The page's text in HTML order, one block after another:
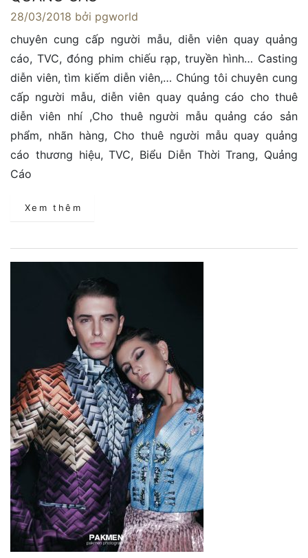
28/03/2018 bởi pgworld
chuyên cung cấp người mẫu, diễn viên quay quảng
cáo, TVC, đóng phim chiếu rạp, truyền hình… Casting
diễn viên, tìm kiếm diễn viên,… Chúng tôi chuyên cung
cấp người mẫu, diễn viên quay quảng cáo cho thuê
diễn viên nhí ,Cho thuê người mẫu quảng cáo sản
phẩm, nhãn hàng, Cho thuê người mẫu quay quảng
cáo thương hiệu, TVC, Biểu Diễn Thời Trang, Quảng
Cáo
Xem thêm